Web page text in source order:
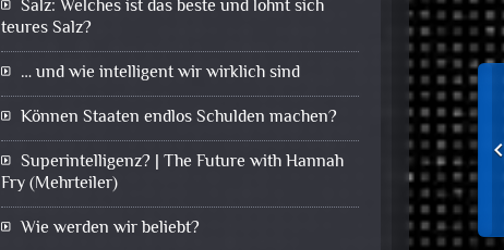
Salz: Welches ist das beste und lohnt sich
teures Salz?
… und wie intelligent wir wirklich sind
Können Staaten endlos Schulden machen?
Superintelligenz? | The Future with Hannah
Fry (Mehrteiler)
Wie werden wir beliebt?